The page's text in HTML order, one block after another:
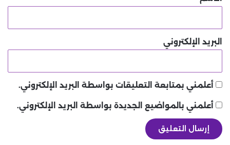
البريد الإلكتروني
أعلمني بمتابعة التعليقات بواسطة البريد الإلكتروني.
أعلمني بالمواضيع الجديدة بواسطة البريد الإلكتروني.